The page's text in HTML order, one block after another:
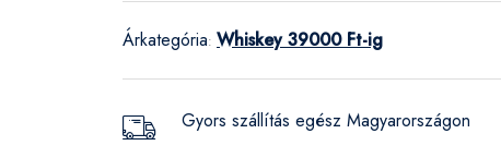
Árkategória: Whiskey 39000 Ft-ig
Gyors szállítás egész Magyarországon